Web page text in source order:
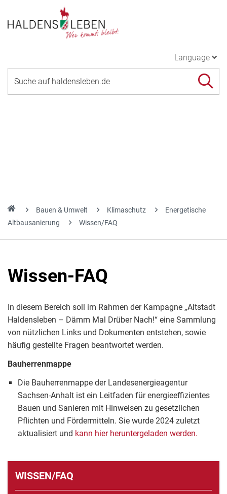
Language
Bauen & Umwelt Klimaschutz
Energetische
Altbausanierung
Wissen/FAQ
Wissen-FAQ
In diesem Bereich soll im Rahmen der Kampagne „Altstadt
Haldensleben – Dämm Mal Drüber Nach!“ eine Sammlung
von nützlichen Links und Dokumenten entstehen, sowie
häufig gestellte Fragen beantwortet werden.
Bauherrenmappe
Die Bauherrenmappe der Landesenergieagentur
Sachsen-Anhalt ist ein Leitfaden für energieeffizientes
Bauen und Sanieren mit Hinweisen zu gesetzlichen
Pflichten und Fördermitteln. Sie wurde 2024 zuletzt
aktualisiert und kann hier heruntergeladen werden.
WISSEN/FAQ